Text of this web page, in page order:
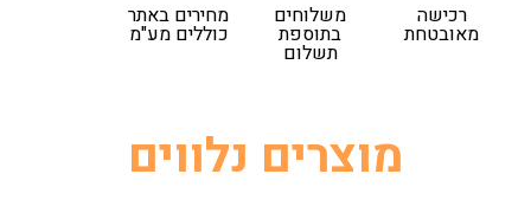
רכישה
מאובטחת
משלוחים
בתוספת
תשלום
מחירים באתר
כוללים מע"מ
מוצרים נלווים